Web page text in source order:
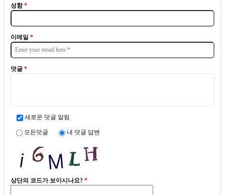
성함*
이메일 *
덧글 *
새로운 덧글 알림
모든덧글 내 덧글 답변
상단의 코드가 보이시나요? *